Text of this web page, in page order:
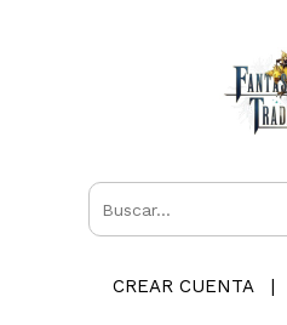
CREAR CUENTA